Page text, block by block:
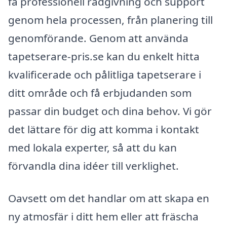
genom hela processen, från planering till
genomförande. Genom att använda
tapetserare-pris.se kan du enkelt hitta
kvalificerade och pålitliga tapetserare i
ditt område och få erbjudanden som
passar din budget och dina behov. Vi gör
det lättare för dig att komma i kontakt
med lokala experter, så att du kan
förvandla dina idéer till verklighet.
Oavsett om det handlar om att skapa en
ny atmosfär i ditt hem eller att fräscha